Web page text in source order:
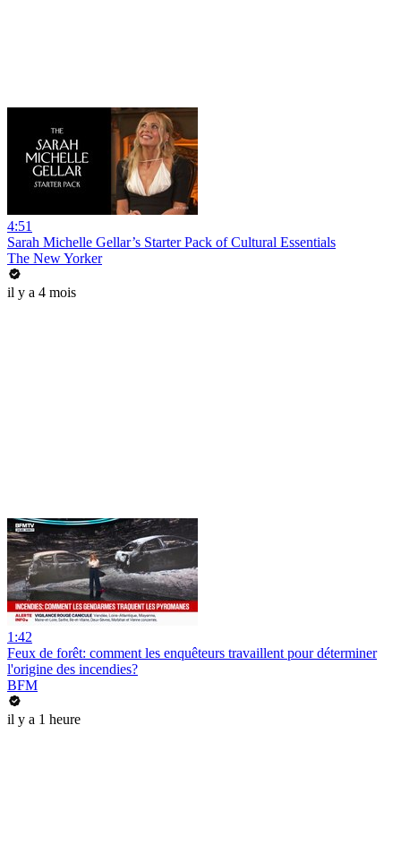
4:51
Sarah Michelle Gellar’s Starter Pack of Cultural Essentials
The New Yorker
il y a 4 mois
1:42
Feux de forêt: comment les enquêteurs travaillent pour déterminer
l'origine des incendies?
BFM
il y a 1 heure